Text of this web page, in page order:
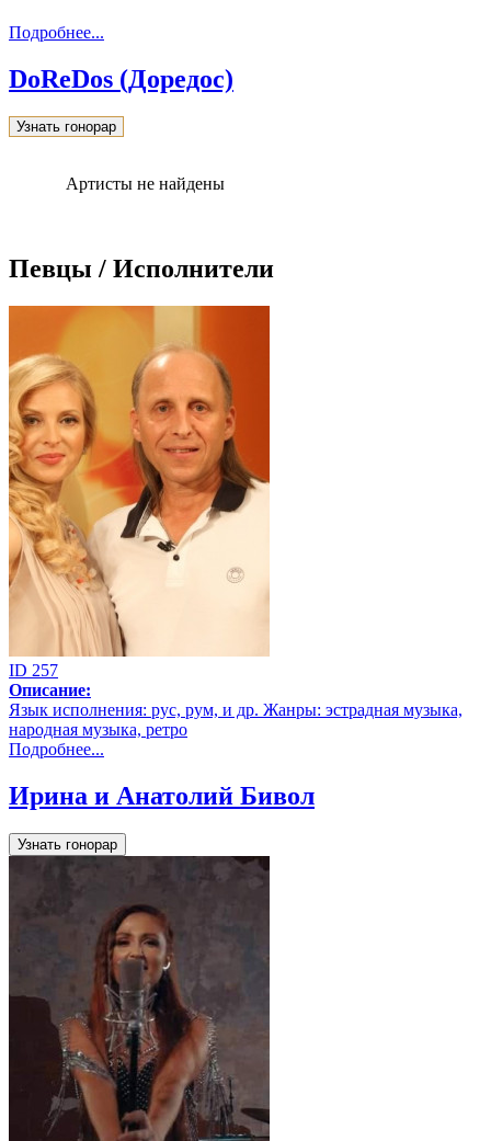
Подробнее...
DoReDos (Доредос)
Узнать гонорар
Артисты не найдены
Певцы / Исполнители
ID 257
Описание:
Язык исполнения: рус, рум, и др. Жанры: эстрадная музыка,
народная музыка, ретро
Подробнее...
Ирина и Анатолий Бивол
Узнать гонорар